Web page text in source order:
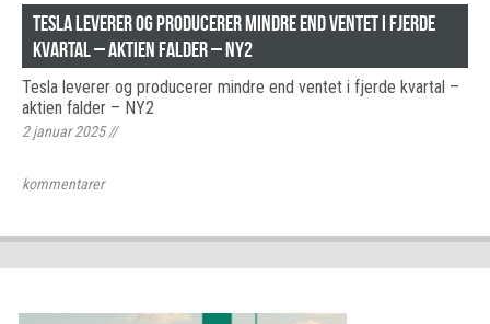
Tesla leverer og producerer mindre end ventet i fjerde
kvartal – aktien falder – NY2
Tesla leverer og producerer mindre end ventet i fjerde kvartal –
aktien falder – NY2
2 januar 2025//
kommentarer